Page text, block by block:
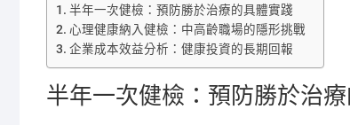
半年一次健檢：預防勝於治療的具體實踐
心理健康納入健檢：中高齡職場的隱形挑戰
企業成本效益分析：健康投資的長期回報
半年一次健檢：預防勝於治